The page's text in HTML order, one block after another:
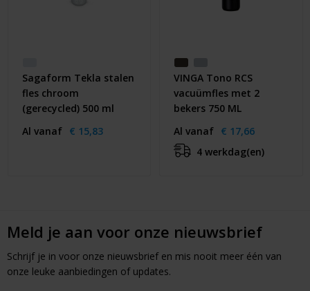
Sagaform Tekla stalen
fles chroom
(gerecycled) 500 ml
Al vanaf € 15,83
VINGA Tono RCS
vacuümfles met 2
bekers 750 ML
Al vanaf € 17,66
4 werkdag(en)
Meld je aan voor onze nieuwsbrief
Schrijf je in voor onze nieuwsbrief en mis nooit meer één van
onze leuke aanbiedingen of updates.